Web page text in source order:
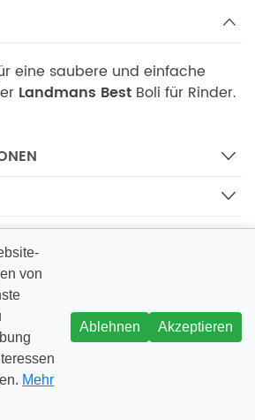
eine saubere und einfache
Landmans Best Boli für Rinder.
von
Mehr
Ablehnen Akzeptieren